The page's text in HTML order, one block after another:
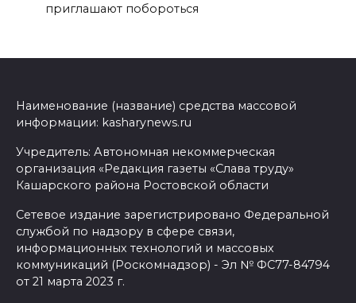
приглашают побороться
Наименование (название) средства массовой
информации: kasharynews.ru
Учредитель: Автономная некоммерческая
организация «Редакция газеты «Слава труду»
Кашарского района Ростовской области
Сетевое издание зарегистрировано Федеральной
службой по надзору в сфере связи,
информационных технологий и массовых
коммуникаций (Роскомнадзор) - Эл № ФС77-84794
от 21 марта 2023 г.